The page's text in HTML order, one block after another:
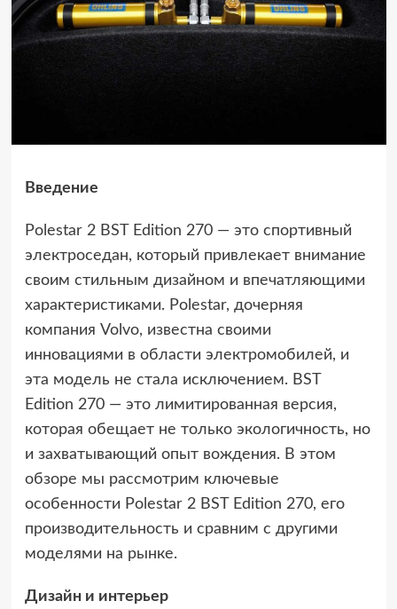
Введение
Polestar 2 BST Edition 270 — это спортивный
электроседан, который привлекает внимание
своим стильным дизайном и впечатляющими
характеристиками. Polestar, дочерняя
компания Volvo, известна своими
инновациями в области электромобилей, и
эта модель не стала исключением. BST
Edition 270 — это лимитированная версия,
которая обещает не только экологичность, но
и захватывающий опыт вождения. В этом
обзоре мы рассмотрим ключевые
особенности Polestar 2 BST Edition 270, его
производительность и сравним с другими
моделями на рынке.
Дизайн и интерьер